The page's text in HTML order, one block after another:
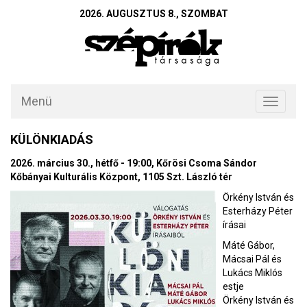
2026. AUGUSZTUS 8., SZOMBAT
Toggle
Menü
KÜLÖNKIADÁS
2026. március 30., hétfő - 19:00, Kőrösi Csoma Sándor
Kőbányai Kulturális Központ, 1105 Szt. László tér
Örkény István és
Esterházy Péter
írásai
Máté Gábor,
Mácsai Pál és
Lukács Miklós
estje
Örkény István és